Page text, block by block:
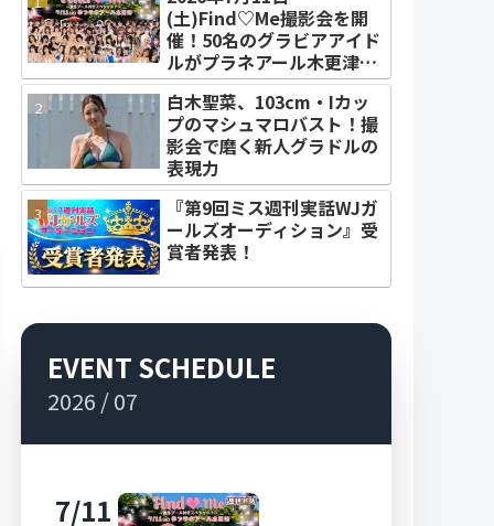
(土)Find♡Me撮影会を開
催！50名のグラビアアイド
ルがプラネアール木更津に
集結！
白木聖菜、103cm・Iカッ
プのマシュマロバスト！撮
影会で磨く新人グラドルの
表現力
『第9回ミス週刊実話WJガ
ールズオーディション』受
賞者発表！
EVENT SCHEDULE
2026 / 07
7/11